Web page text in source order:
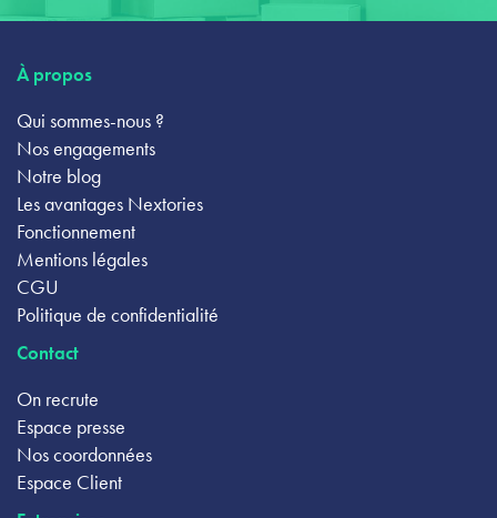
À propos
Qui sommes-nous ?
Nos engagements
Notre blog
Les avantages Nextories
Fonctionnement
Mentions légales
CGU
Politique de confidentialité
Contact
On recrute
Espace presse
Nos coordonnées
Espace Client